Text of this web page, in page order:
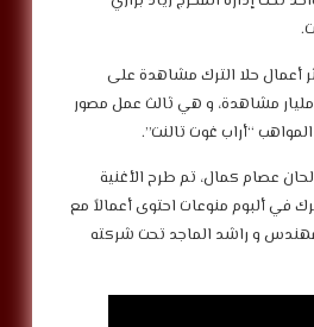
أعمال حلا الترك مشاهدة على
مليار مشاهدة، و هي ثالث عمل مصور
“أراب غوت تالنت”.
عصام كمال، تم طرح الأغنية
في ألبوم منوعات احتوى أعمالاً مع
و راشد الماجد تحت شركته